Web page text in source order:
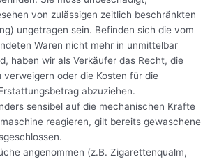
von zulässigen zeitlich beschränkten
ungetragen sein. Befinden sich die vom
Waren nicht mehr in unmittelbar
haben wir als Verkäufer das Recht, die
verweigern oder die Kosten für die
abzuziehen.
sensibel auf die mechanischen Kräfte
reagieren, gilt bereits gewaschene
angenommen (z.B. Zigarettenqualm,